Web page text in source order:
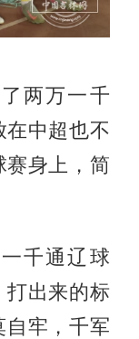
两万一千
在中超也不
赛身上，简
千通辽球
打出来的标
自牢，千军